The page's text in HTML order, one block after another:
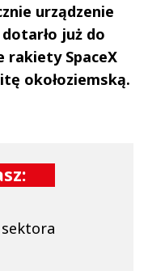
urządzenie
już do
rakiety SpaceX
okołoziemską.